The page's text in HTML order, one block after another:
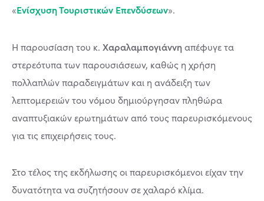
«Ενίσχυση Τουριστικών Επενδύσεων».
Η παρουσίαση του κ. Χαραλαμπογιάννηαπέφυγε τα
στερεότυπα των παρουσιάσεων, καθώς η χρήση
πολλαπλών παραδειγμάτων και η ανάδειξη των
λεπτομερειών του νόμου δημιούργησαν πληθώρα
αναπτυξιακών ερωτημάτων από τους παρευρισκόμενους
για τις επιχειρήσεις τους.
Στο τέλος της εκδήλωσης οι παρευρισκόμενοι είχαν την
δυνατότητα να συζητήσουν σε χαλαρό κλίμα.